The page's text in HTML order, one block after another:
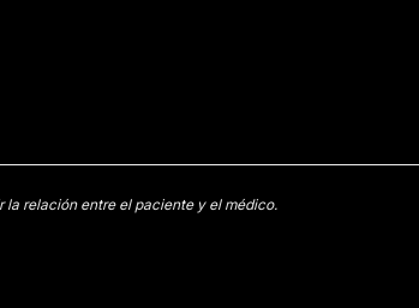
relación entre el paciente y el médico.